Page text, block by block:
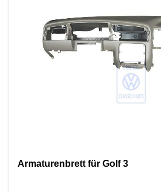
Armaturenbrett für Golf 3